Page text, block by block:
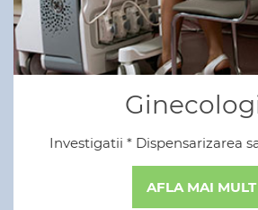
Investigatii * Dispensarizarea
AFLA MAI MULT